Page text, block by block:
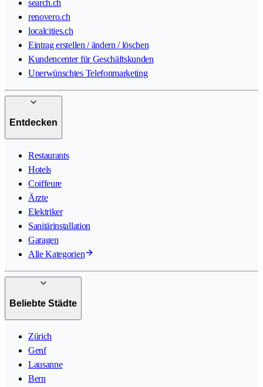
search.ch
renovero.ch
localcities.ch
Eintrag erstellen / ändern / löschen
Kundencenter für Geschäftskunden
Unerwünschtes Telefonmarketing
Entdecken
Restaurants
Hotels
Coiffeure
Ärzte
Elektriker
Sanitärinstallation
Garagen
Alle Kategorien
Beliebte Städte
Zürich
Genf
Lausanne
Bern